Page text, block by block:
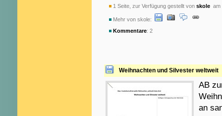
1 Seite, zur Verfügung gestellt von skole am
Mehr von skole:
Kommentare: 2
Weihnachten und Silvester weltweit
AB
an